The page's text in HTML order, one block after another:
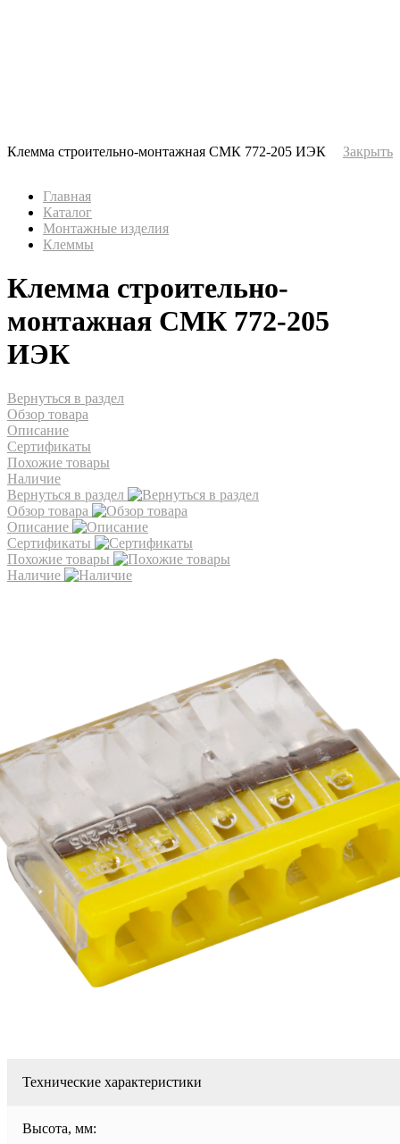
Клемма строительно-монтажная СМК 772-205 ИЭК Закрыть
Главная
Каталог
Монтажные изделия
Клеммы
Клемма строительно-
монтажная СМК 772-205
ИЭК
Вернуться в раздел
Обзор товара
Описание
Сертификаты
Похожие товары
Наличие
Вернуться в раздел
Обзор товара
Описание
Сертификаты
Похожие товары
Наличие
Технические характеристики
Высота, мм: